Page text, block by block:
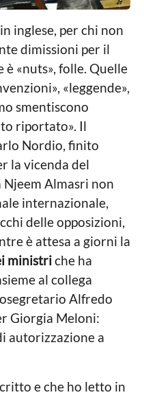
inglese, per chi non
dimissioni per il
è «nuts», folle. Quelle
«leggende»,
smentiscono
riportato». Il
Nordio, finito
la vicenda del
Almasri non
internazionale,
delle opposizioni,
è attesa a giorni la
ministriche ha
al collega
Alfredo
Giorgia Meloni:
autorizzazione a
e che ho letto in